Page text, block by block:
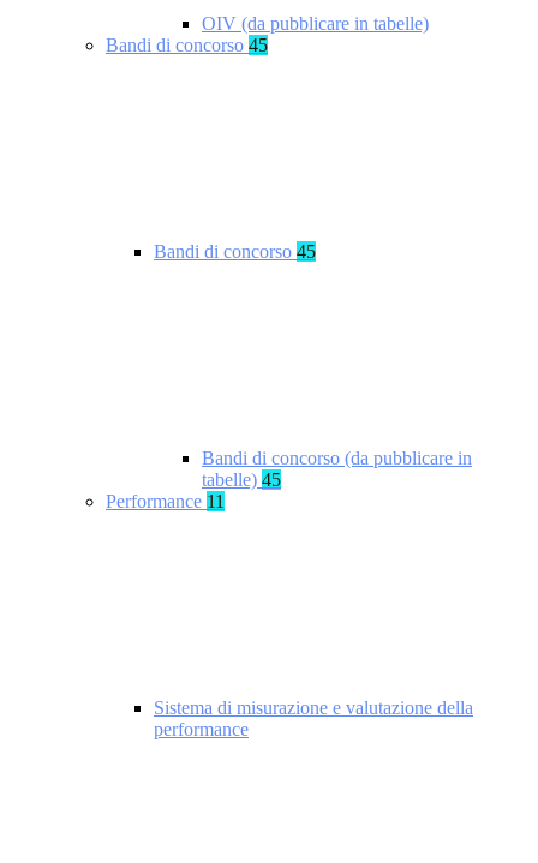
OIV (da pubblicare in tabelle)
Bandi di concorso 45
Bandi di concorso 45
Bandi di concorso (da pubblicare in
tabelle) 45
Performance 11
Sistema di misurazione e valutazione della
performance